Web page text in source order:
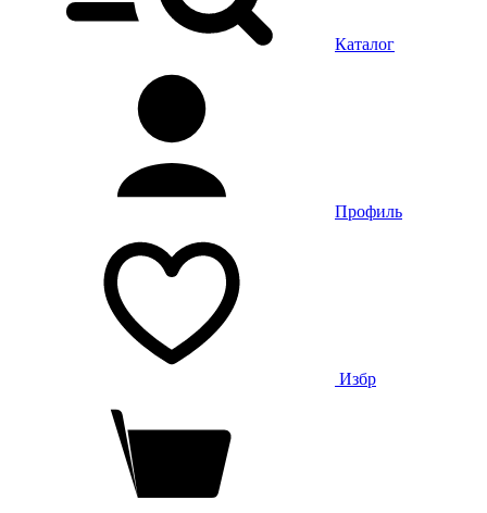
Каталог
Профиль
Избр